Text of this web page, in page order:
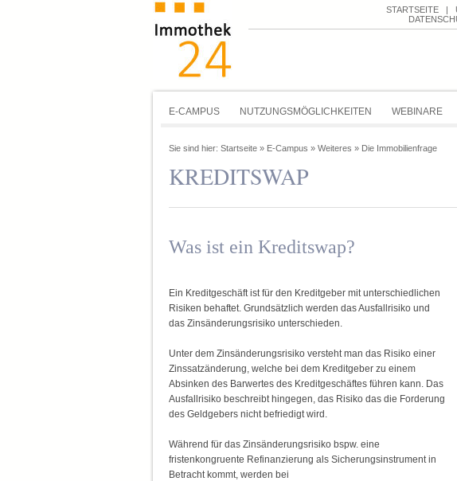
STARTSEITE |
E-CAMPUS NUTZUNGSMÖGLICHKEITEN WEBINARE
Sie sind hier: Startseite » E-Campus » Weiteres » Die Immobilienfrage
KREDITSWAP
Was ist ein Kreditswap?
Ein Kreditgeschäft ist für den Kreditgeber mit unterschiedlichen
Risiken behaftet. Grundsätzlich werden das Ausfallrisiko und
das Zinsänderungsrisiko unterschieden.
Unter dem Zinsänderungsrisiko versteht man das Risiko einer
Zinssatzänderung, welche bei dem Kreditgeber zu einem
Absinken des Barwertes des Kreditgeschäftes führen kann. Das
Ausfallrisiko beschreibt hingegen, das Risiko das die Forderung
des Geldgebers nicht befriedigt wird.
Während für das Zinsänderungsrisiko bspw. eine
fristenkongruente Refinanzierung als Sicherungsinstrument in
Betracht kommt, werden bei